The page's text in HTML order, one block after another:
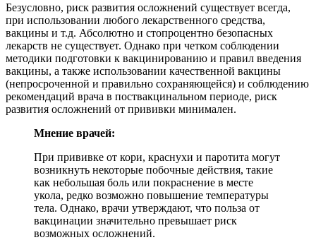
Безусловно, риск развития осложнений существует всегда,
при использовании любого лекарственного средства,
вакцины и т.д. Абсолютно и стопроцентно безопасных
лекарств не существует. Однако при четком соблюдении
методики подготовки к вакцинированию и правил введения
вакцины, а также использовании качественной вакцины
(непросроченной и правильно сохраняющейся) и соблюдению
рекомендаций врача в поствакцинальном периоде, риск
развития осложнений от прививки минимален.
Мнение врачей:
При прививке от кори, краснухи и паротита могут
возникнуть некоторые побочные действия, такие
как небольшая боль или покраснение в месте
укола, редко возможно повышение температуры
тела. Однако, врачи утверждают, что польза от
вакцинации значительно превышает риск
возможных осложнений.